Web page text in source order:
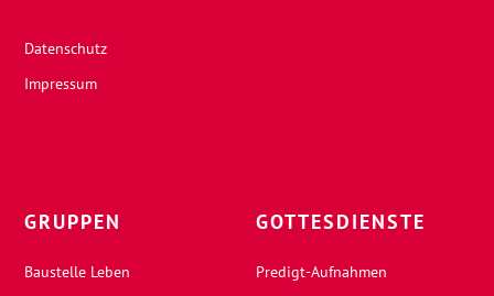
Datenschutz
Impressum
GRUPPEN
Baustelle Leben
GOTTESDIENSTE
Predigt-Aufnahmen